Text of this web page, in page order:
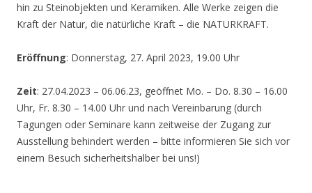
hin zu Steinobjekten und Keramiken. Alle Werke zeigen die
Kraft der Natur, die natürliche Kraft – die NATURKRAFT.
Eröffnung: Donnerstag, 27. April 2023, 19.00 Uhr
Zeit: 27.04.2023 – 06.06.23, geöffnet Mo. – Do. 8.30 – 16.00
Uhr, Fr. 8.30 – 14.00 Uhr und nach Vereinbarung (durch
Tagungen oder Seminare kann zeitweise der Zugang zur
Ausstellung behindert werden – bitte informieren Sie sich vor
einem Besuch sicherheitshalber bei uns!)